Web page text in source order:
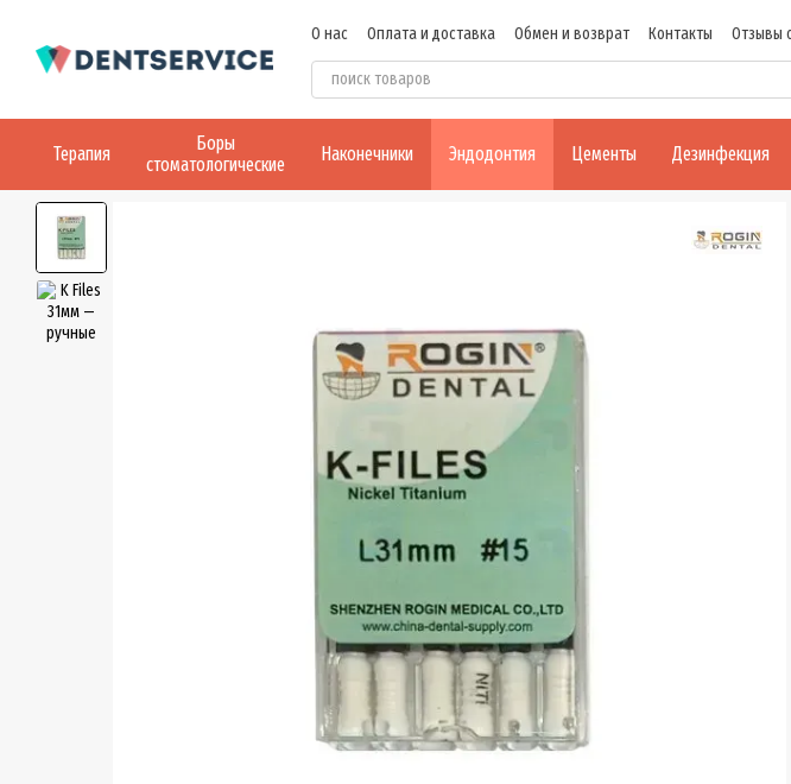
О нас Оплата и доставка Обмен и возврат Контакты Отзывы
Терапия
Боры
стоматологические
Наконечники Эндодонтия Цементы Дезинфекция